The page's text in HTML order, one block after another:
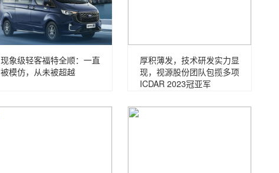
现象级轻客福特全顺：一直
被模仿，从未被超越
厚积薄发，技术研发实力显
现，视源股份团队包揽多项
ICDAR 2023冠亚军